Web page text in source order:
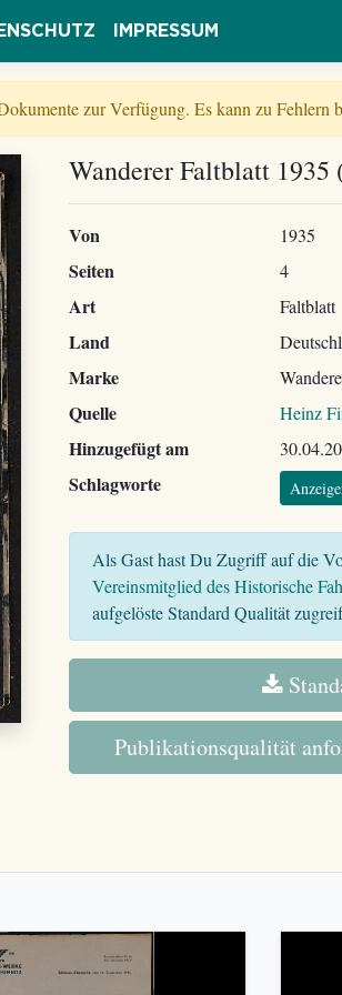
IMPRESSUM
zur Verfügung. Es kann zu
Wanderer Faltblatt 1935
Von 1935
Seiten 4
Art Faltblatt
Land
Marke
Quelle Heinz
Hinzugefügt am
Schlagworte
Als Gast hast Du Zugriff auf die
Vereinsmitglied des Historische
aufgelöste Standard Qualität
Publikationsqualität